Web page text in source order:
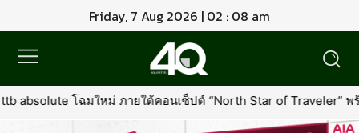
Friday, 7 Aug 2026 | 02 : 08 am
อนเซ็ปต์ “North Star of Traveler” พร้อมเพิ่มเอกสิทธิ์ใหม่ที่คุ้มค่า